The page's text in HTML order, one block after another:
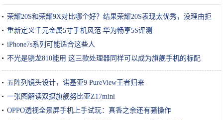
荣耀20S和荣耀9X对比哪个好？结果荣耀20S表现太优秀，没理由拒
绝
重新定义千元金属5寸手机风范 华为畅享5S评测
iPhone7s系列可能适合这些人
不光是骁龙810能用 这三款处理器同样可以成为旗舰手机的标配
五阵列镜头设计，诺基亚9 PureView王者归来
一张图解读双摄旗舰努比亚Z17mini
OPPO透视全景屏手机上手试玩：真香之余还有骚操作